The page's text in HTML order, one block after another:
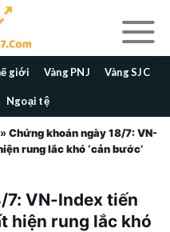
giới Vàng PNJ Vàng SJC
Ngoại tệ
»Chứng khoán ngày 18/7: VN-
rung lắc khó ‘cản bước’
7: VN-Index tiến
hiện rung lắc khó